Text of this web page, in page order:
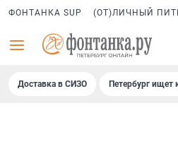
ФОНТАНКА SUP (ОТ)ЛИЧНЫЙ
Доставка в СИЗО Петербург ищет